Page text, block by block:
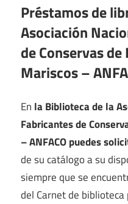
Préstamos de
Asociación
de Conservas de
Mariscos –
En la Biblioteca de la
Fabricantes de
– ANFACO puedes
de su catálogo a su
siempre que se
del Carnet de